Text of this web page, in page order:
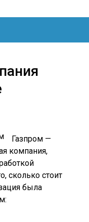
Газпром —
компания,
сколько стоит
была